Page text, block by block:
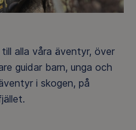
alla våra äventyr, över
guidar barn, unga och
i skogen, på